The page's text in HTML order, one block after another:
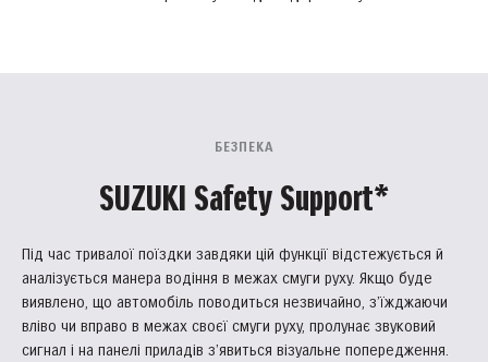
БЕЗПЕКА
SUZUKI Safety Support*
Під час тривалої поїздки завдяки цій функції відстежується й
аналізується манера водіння в межах смуги руху. Якщо буде
виявлено, що автомобіль поводиться незвичайно, з’їжджаючи
вліво чи вправо в межах своєї смуги руху, пролунає звуковий
сигнал і на панелі приладів з’явиться візуальне попередження.